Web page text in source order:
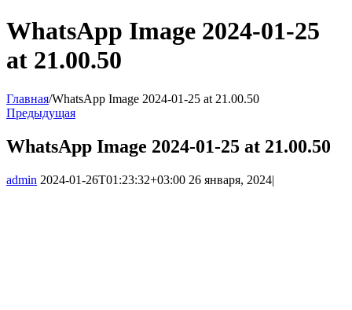
WhatsApp Image 2024-01-25
at 21.00.50
Главная/WhatsApp Image 2024-01-25 at 21.00.50
Предыдущая
WhatsApp Image 2024-01-25 at 21.00.50
admin 2024-01-26T01:23:32+03:00 26 января, 2024|